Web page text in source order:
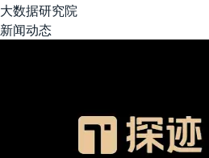
大数据研究院
新闻动态